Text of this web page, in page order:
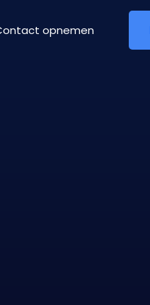
opnemen